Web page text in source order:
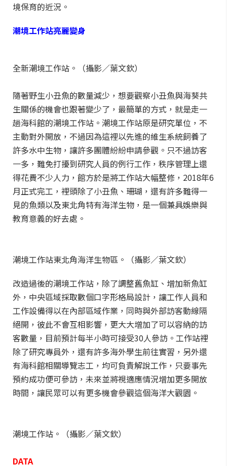
境保育的近況。
潮境工作站亮麗變身
全新潮境工作站。（攝影／葉文欽）
隨著野生小丑魚的數量減少，想要觀察小丑魚與海葵共
生關係的機會也跟著變少了，最簡單的方式，就是走一
趟海科館的潮境工作站。潮境工作站原是研究單位，不
主動對外開放，不過因為這裡以先進的維生系統飼養了
許多水中生物，讓許多團體紛紛申請參觀。只不過訪客
一多，難免打擾到研究人員的例行工作，秩序管理上還
得花費不少人力，館方於是將工作站大幅整修，2018年6
月正式完工，裡頭除了小丑魚、珊瑚，還有許多難得一
見的魚類以及東北角特有海洋生物，是一個兼具娛樂與
教育意義的好去處。
潮境工作站東北角海洋生物區。（攝影／葉文欽）
改造過後的潮境工作站，除了調整舊魚缸、增加新魚缸
外，中央區域採取數個口字形格局設計，讓工作人員和
工作設備得以在內部區域作業，同時與外部訪客動線隔
絕開，彼此不會互相影響，更大大增加了可以容納的訪
客數量，目前預計每半小時可接受30人參訪。工作站裡
除了研究專員外，還有許多海外學生前往實習，另外還
有海科館相關導覽志工，均可負責解說工作，只要事先
預約成功便可參訪，未來並將視適應情況增加更多開放
時間，讓民眾可以有更多機會參觀這個海洋大觀園。
潮境工作站。（攝影／葉文欽）
DATA